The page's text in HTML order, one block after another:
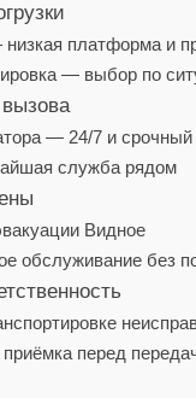
платформа и
— выбор по
— 24/7 и
служба рядом
Видное
обслуживание без
перед